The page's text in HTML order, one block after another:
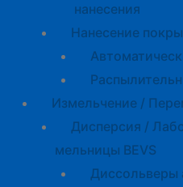
нанесения
Нанесение
Измельчение /
Дисперсия /
мельницы BEVS
Диссольверы